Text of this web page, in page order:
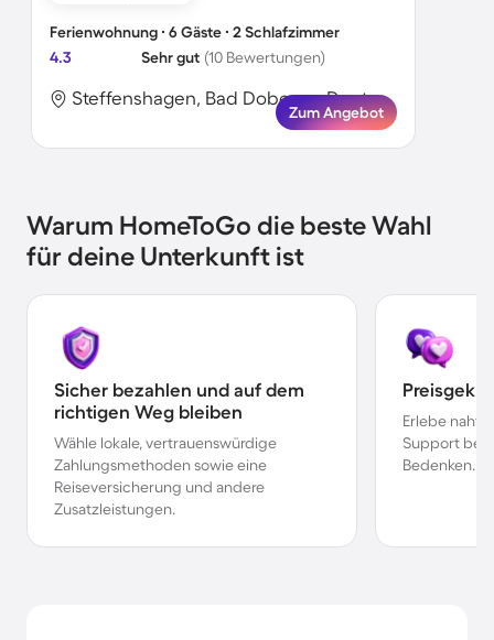
Ferienwohnung ∙ 6 Gäste ∙ 2 Schlafzimmer
4.3
Sehr gut (10 Bewertungen)
Steffenshagen, Bad Doberan, Deutschland
Zum Angebot
Warum HomeToGo die beste Wahl
für deine Unterkunft ist
Sicher bezahlen und auf dem
richtigen Weg bleiben
Wähle lokale, vertrauenswürdige
Zahlungsmethoden sowie eine
Reiseversicherung und andere
Zusatzleistungen.
Erlebe
Support bei
Bedenken.